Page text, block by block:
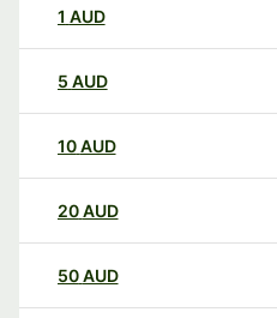
1 AUD
5 AUD
10AUD
20AUD
50AUD